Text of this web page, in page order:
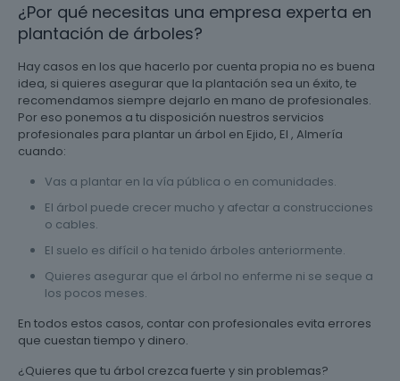
¿Por qué necesitas una empresa experta en
plantación de árboles?
Hay casos en los que hacerlo por cuenta propia no es buena
idea, si quieres asegurar que la plantación sea un éxito, te
recomendamos siempre dejarlo en mano de profesionales.
Por eso ponemos a tu disposición nuestros servicios
profesionales para plantar un árbol en Ejido, El , Almería
cuando:
Vas a plantar en la vía pública o en comunidades.
El árbol puede crecer mucho y afectar a construcciones
o cables.
El suelo es difícil o ha tenido árboles anteriormente.
Quieres asegurar que el árbol no enferme ni se seque a
los pocos meses.
En todos estos casos, contar con profesionales evita errores
que cuestan tiempo y dinero.
¿Quieres que tu árbol crezca fuerte y sin problemas?